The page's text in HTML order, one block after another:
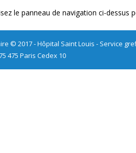
le panneau de navigation ci-dessus
© 2017 - Hôpital Saint Louis - Service
475 Paris Cedex 10